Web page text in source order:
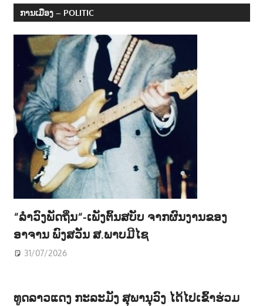
ການເມືອງ – POLITIC
“ລຳວົງພັດຖິ່ນ“-ເພັງຕົ້ນສບັບ ຈາກຜົນງານຂອງ
ອາຈານ ພົງສວັນ ສ.ພາບມີໄຊ
31/07/2026
ທູດລາວແດງ ກະລະມັງ ສຸພານຸວົງ ໄດ້ໄປເຂົ້າຮ່ວມ